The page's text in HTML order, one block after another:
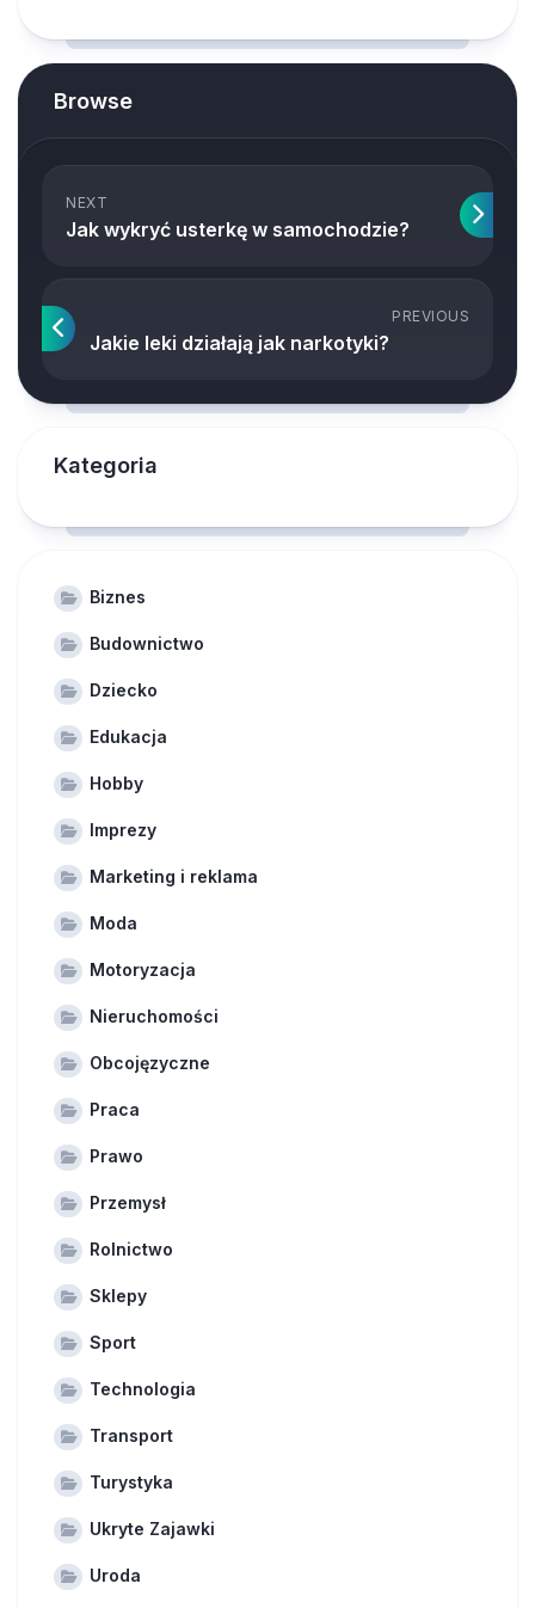
Browse
NEXT
Jak wykryć usterkę w samochodzie?
PREVIOUS
Jakie leki działają jak narkotyki?
Kategoria
Biznes
Budownictwo
Dziecko
Edukacja
Hobby
Imprezy
Marketing i reklama
Moda
Motoryzacja
Nieruchomości
Obcojęzyczne
Praca
Prawo
Przemysł
Rolnictwo
Sklepy
Sport
Technologia
Transport
Turystyka
Ukryte Zajawki
Uroda